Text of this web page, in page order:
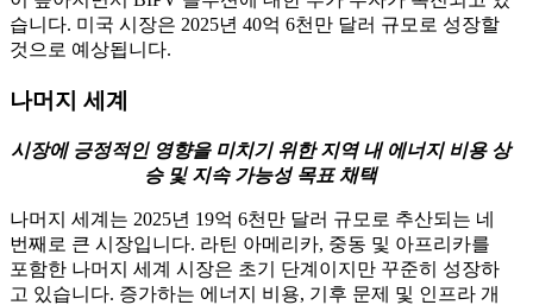
습니다. 미국 시장은 2025년 40억 6천만 달러 규모로 성장할
것으로 예상됩니다.
나머지 세계
시장에 긍정적인 영향을 미치기 위한 지역 내 에너지 비용 상
승 및 지속 가능성 목표 채택
나머지 세계는 2025년 19억 6천만 달러 규모로 추산되는 네
번째로 큰 시장입니다. 라틴 아메리카, 중동 및 아프리카를
포함한 나머지 세계 시장은 초기 단계이지만 꾸준히 성장하
고 있습니다. 증가하는 에너지 비용, 기후 문제 및 인프라 개